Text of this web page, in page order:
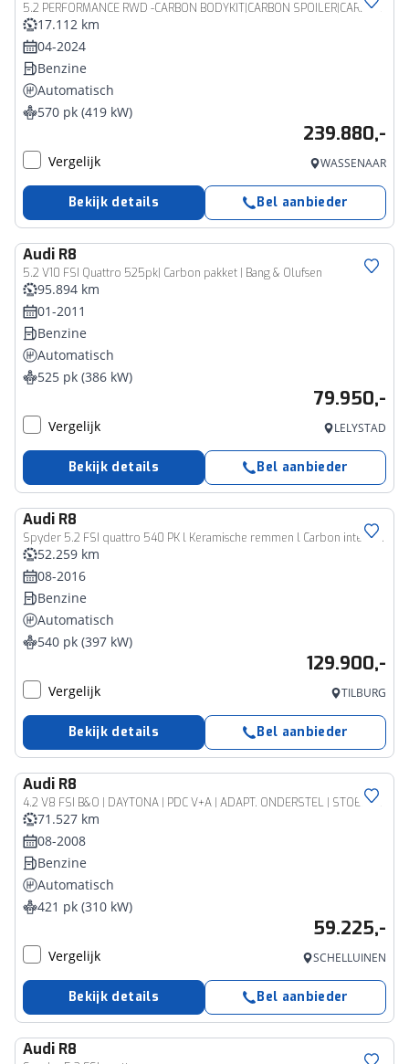
5.2 PERFORMANCE RWD -CARBON BODYKIT|CARBON SPOILER|CARBON INT|OPF DELETE|KORBACH 20" LMV|BANG&OLUFSEN SOUND
17.112 km
04-2024
Benzine
Automatisch
570 pk (419 kW)
239.880,-
Vergelijk WASSENAAR
Bekijk details Bel aanbieder
Audi R8
5.2 V10 FSI Quattro 525pk| Carbon pakket | Bang & Olufsen
95.894 km
01-2011
Benzine
Automatisch
525 pk (386 kW)
79.950,-
Vergelijk LELYSTAD
Bekijk details Bel aanbieder
Audi R8
Spyder 5.2 FSI quattro 540 PK l Keramische remmen l Carbon interieur/exterieur l Bang & Olufsen Sound System l Uitlaatsysteem (met sound engineering) l Elektrisch bedienbare voorstoelen l Achteruitrijcamera l Apple Carplay | Android Auto
52.259 km
08-2016
Benzine
Automatisch
540 pk (397 kW)
129.900,-
Vergelijk TILBURG
Bekijk details Bel aanbieder
Audi R8
4.2 V8 FSI B&O | DAYTONA | PDC V+A | ADAPT. ONDERSTEL | STOELVERW. | CARBON INT.
71.527 km
08-2008
Benzine
Automatisch
421 pk (310 kW)
59.225,-
Vergelijk SCHELLUINEN
Bekijk details Bel aanbieder
Audi R8